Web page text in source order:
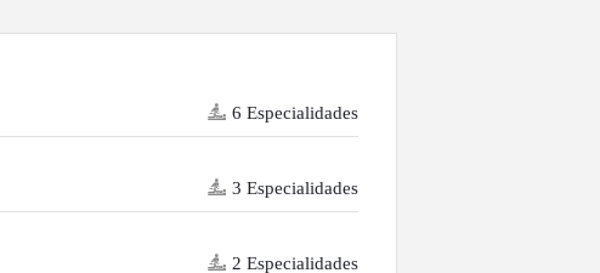
6 Especialidades
3 Especialidades
2 Especialidades